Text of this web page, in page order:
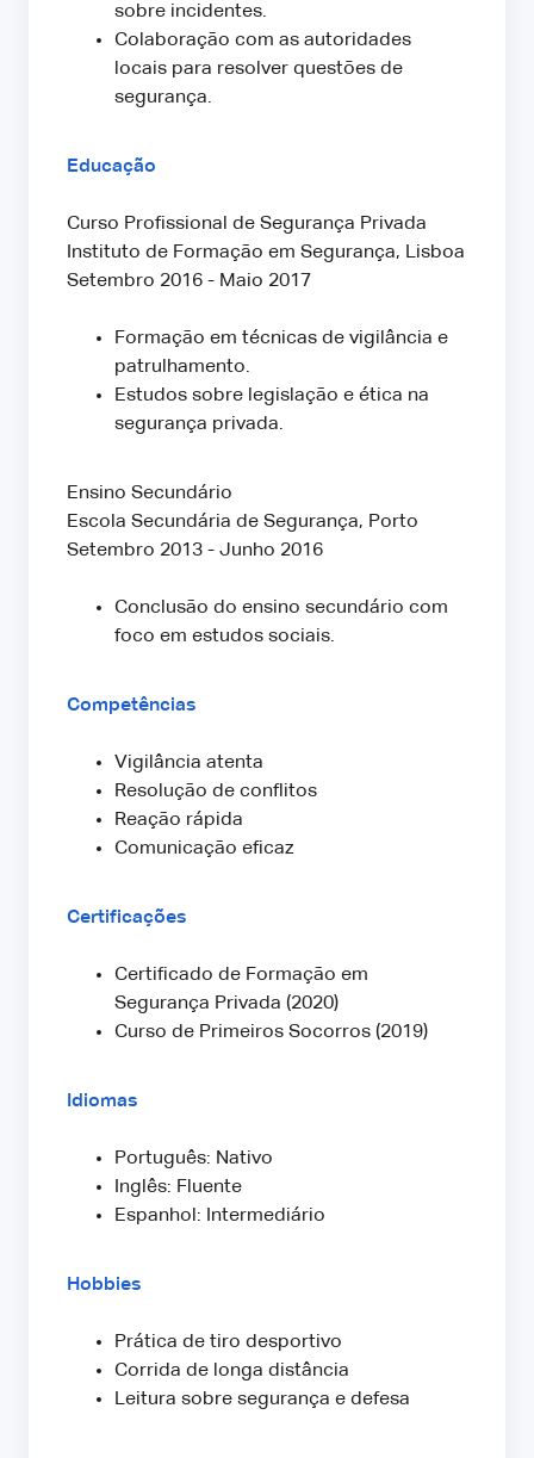
sobre incidentes.
Colaboração com as autoridades
locais para resolver questões de
segurança.
Educação
Curso Profissional de Segurança Privada
Instituto de Formação em Segurança, Lisboa
Setembro 2016 - Maio 2017
Formação em técnicas de vigilância e
patrulhamento.
Estudos sobre legislação e ética na
segurança privada.
Ensino Secundário
Escola Secundária de Segurança, Porto
Setembro 2013 - Junho 2016
Conclusão do ensino secundário com
foco em estudos sociais.
Competências
Vigilância atenta
Resolução de conflitos
Reação rápida
Comunicação eficaz
Certificações
Certificado de Formação em
Segurança Privada (2020)
Curso de Primeiros Socorros (2019)
Idiomas
Português: Nativo
Inglês: Fluente
Espanhol: Intermediário
Hobbies
Prática de tiro desportivo
Corrida de longa distância
Leitura sobre segurança e defesa